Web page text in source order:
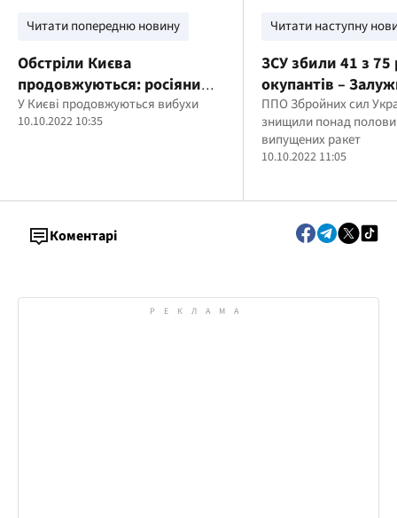
Читати попередню новину
Обстріли Києва
продовжуються: росіяни
вдарили по "мосту Кличка"
(відео)
У Києві продовжуються вибухи
10.10.2022 10:35
Читати наступну
ЗСУ збили 41 з 75
окупантів –
ППО Збройних сил
знищили понад
випущених ракет
10.10.2022 11:05
Коментарі